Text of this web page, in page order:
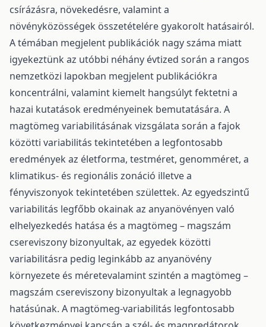
csírázásra, növekedésre, valamint a
növényközösségek összetételére gyakorolt hatásairól.
A témában megjelent publikációk nagy száma miatt
igyekeztünk az utóbbi néhány évtized során a rangos
nemzetközi lapokban megjelent publikációkra
koncentrálni, valamint kiemelt hangsúlyt fektetni a
hazai kutatások eredményeinek bemutatására. A
magtömeg variabilitásának vizsgálata során a fajok
közötti variabilitás tekintetében a legfontosabb
eredmények az életforma, testméret, genomméret, a
klimatikus- és regionális zonáció illetve a
fényviszonyok tekintetében születtek. Az egyedszintű
variabilitás legfőbb okainak az anyanövényen való
elhelyezkedés hatása és a magtömeg – magszám
csereviszony bizonyultak, az egyedek közötti
variabilitásra pedig leginkább az anyanövény
környezete és méretevalamint szintén a magtömeg –
magszám csereviszony bizonyultak a legnagyobb
hatásúnak. A magtömeg-variabilitás legfontosabb